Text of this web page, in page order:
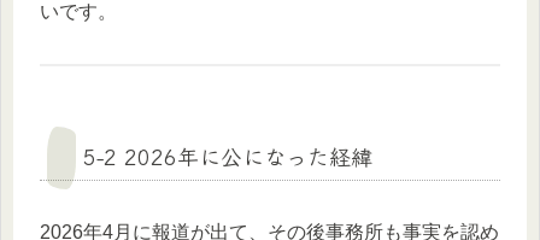
いです。
5-2 2026年に公になった経緯
2026年4月に報道が出て、その後事務所も事実を認め